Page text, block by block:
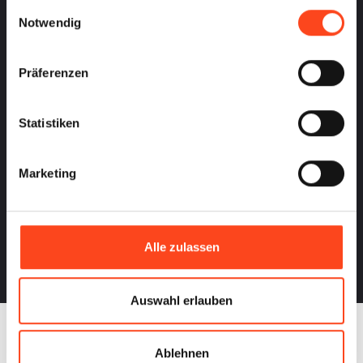
Notwendig
Präferenzen
Statistiken
Marketing
Alle zulassen
Auswahl erlauben
Ablehnen